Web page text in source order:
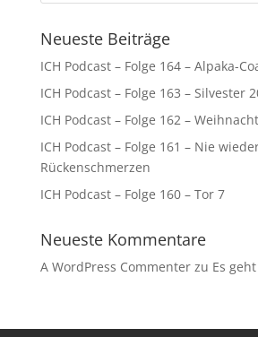
Neueste Beiträge
ICH Podcast – Folge 164 – Alpaka-
ICH Podcast – Folge 163 – Silvester
ICH Podcast – Folge 162 –
ICH Podcast – Folge 161 – Nie
Rückenschmerzen
ICH Podcast – Folge 160 – Tor 7
Neueste Kommentare
A WordPress Commenterzu Es